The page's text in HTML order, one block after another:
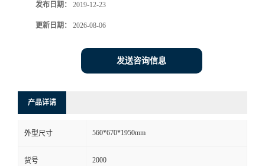
发布日期： 2019-12-23
更新日期： 2026-08-06
发送咨询信息
产品详请
外型尺寸 560*670*1950mm
货号 2000